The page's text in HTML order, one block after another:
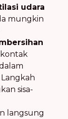
udara
mungkin
sisa-
langsung